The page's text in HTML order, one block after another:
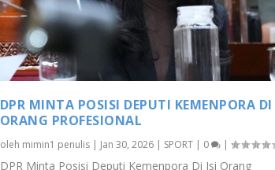
DPR MINTA POSISI DEPUTI KEMENPORA
ORANG PROFESIONAL
oleh mimin1 penulis| Jan 30, 2026| SPORT| 0 |
DPR Minta Posisi Deputi Kemenpora Di Isi Orang